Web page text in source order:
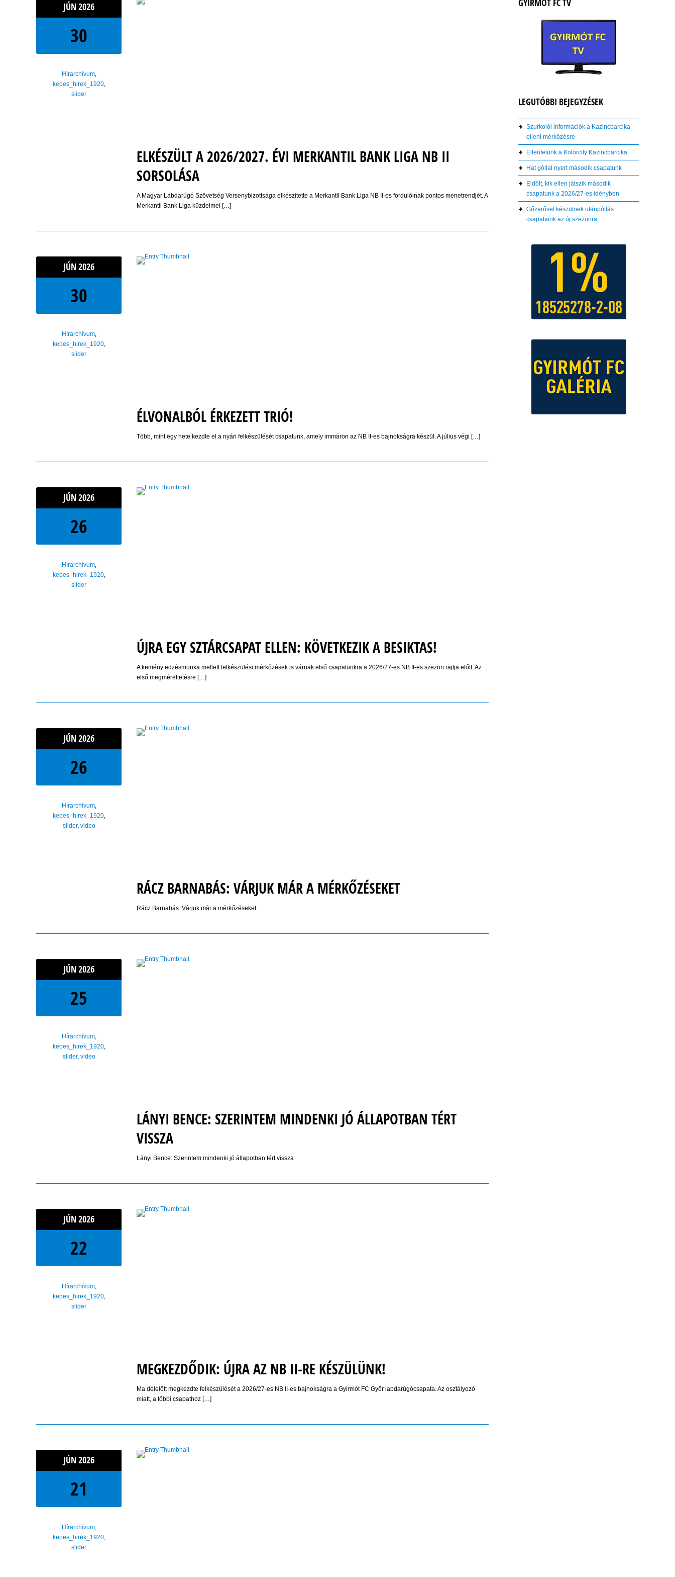
JÚN2026
30
Hírarchívum,
kepes_hirek_1920,
slider
ELKÉSZÜLT A 2026/2027. ÉVI MERKANTIL BANK LIGA NB II
SORSOLÁSA
A Magyar Labdarúgó Szövetség Versenybizottsága elkészítette a Merkantil Bank Liga NB II-es fordulóinak pontos menetrendjét. A
Merkantil Bank Liga küzdelmei […]
JÚN2026
30
Hírarchívum,
kepes_hirek_1920,
slider
ÉLVONALBÓL ÉRKEZETT TRIÓ!
Több, mint egy hete kezdte el a nyári felkészülését csapatunk, amely immáron az NB II-es bajnokságra készül. A július végi […]
JÚN2026
26
Hírarchívum,
kepes_hirek_1920,
slider
ÚJRA EGY SZTÁRCSAPAT ELLEN: KÖVETKEZIK A BESIKTAS!
A kemény edzésmunka mellett felkészülési mérkőzések is várnak első csapatunkra a 2026/27-es NB II-es szezon rajtja előtt. Az
első megmérettetésre […]
JÚN2026
26
Hírarchívum,
kepes_hirek_1920,
slider, video
RÁCZ BARNABÁS: VÁRJUK MÁR A MÉRKŐZÉSEKET
Rácz Barnabás: Várjuk már a mérkőzéseket
JÚN2026
25
Hírarchívum,
kepes_hirek_1920,
slider, video
LÁNYI BENCE: SZERINTEM MINDENKI JÓ ÁLLAPOTBAN TÉRT
VISSZA
Lányi Bence: Szerintem mindenki jó állapotban tért vissza
JÚN2026
22
Hírarchívum,
kepes_hirek_1920,
slider
MEGKEZDŐDIK: ÚJRA AZ NB II-RE KÉSZÜLÜNK!
Ma délelőtt megkezdte felkészülését a 2026/27-es NB II-es bajnokságra a Gyirmót FC Győr labdarúgócsapata. Az osztályozó
miatt, a többi csapathoz […]
JÚN2026
21
Hírarchívum,
kepes_hirek_1920,
slider
GYIRMÓT FC TV
LEGUTÓBBI BEJEGYZÉSEK
Szurkolói információk a Kazincbarcika
elleni mérkőzésre
Ellenfelünk a Kolorcity Kazincbarcika
Hat góllal nyert második csapatunk
Eldőlt, kik ellen játszik második
csapatunk a 2026/27-es idényben
Gőzerővel készülnek utánpótlás
csapataink az új szezonra